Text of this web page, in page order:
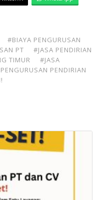
#BIAYA PENGURUSAN
PT
#JASA PENDIRIAN
TIMUR
#JASA
PENDIRIAN